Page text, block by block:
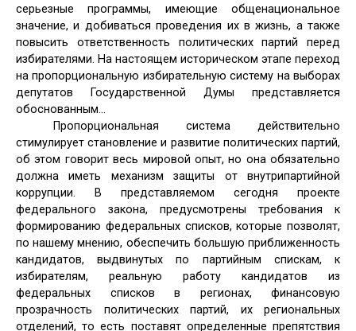
серьезные программы, имеющие общенациональное
значение, и добиваться проведения их в жизнь, а также
повысить ответственность политических партий перед
избирателями. На настоящем историческом этапе переход
на пропорциональную избирательную систему на выборах
депутатов Государственной Думы представляется
обоснованным…
Пропорциональная система действительно
стимулирует становление и развитие политических партий,
об этом говорит весь мировой опыт, но она обязательно
должна иметь механизм защиты от внутрипартийной
коррупции. В представляемом сегодня проекте
федерального закона, предусмотрены требования к
формированию федеральных списков, которые позволят,
по нашему мнению, обеспечить большую приближенность
кандидатов, выдвинутых по партийным спискам, к
избирателям, реальную работу кандидатов из
федеральных списков в регионах, финансовую
прозрачность политических партий, их региональных
отделений, то есть поставят определенные препятствия